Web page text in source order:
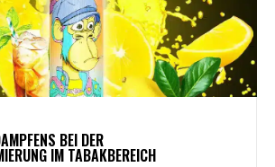
BEI DER
IM TABAKBEREICH